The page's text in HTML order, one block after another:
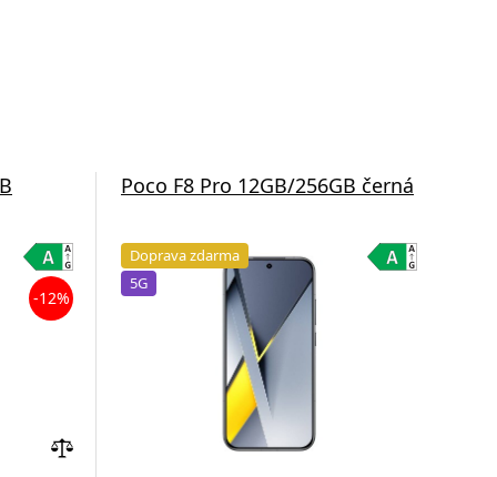
-12%
Poco F8 Pro 12GB/256GB černá
Doprava zdarma
5G